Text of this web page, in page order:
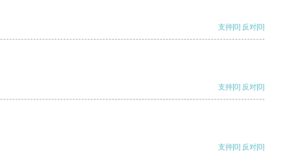
支持[0] 反对[0]
支持[0] 反对[0]
支持[0] 反对[0]